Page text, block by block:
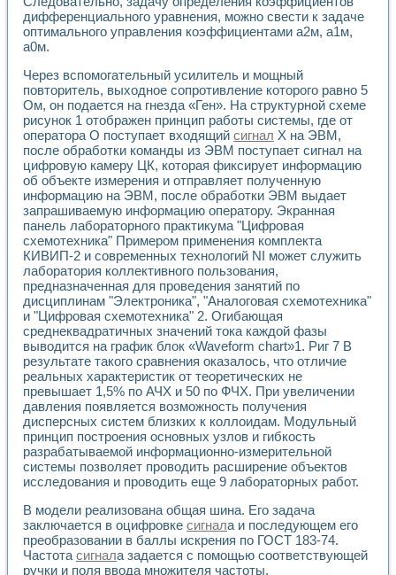
Виртуальный лабораторный практикум для изучения
Управление роботом ТУР-10 средствами LabVIEW
Исследование возможности реставрации одномерных
Использование технологий NATIONAL INSTRUMENTS в
Разработка модификаций алгоритма полигармонической
Учебный стенд для исследования принципа действия
Виртуальная система поддержки принимаемых решений в
Преемственность дисциплин «Моделирование систем» и
Универсальный стенд для исследования электрических
Лабораторные практикумы по информационно-
Виртуальный измеритель частотных характеристик на
Лабораторный практикум по основам теории Коммутации
Разработка виртуальной лабораторной работы
Виртуальные практикумы по электротехнике в среде
Из опыта внедрения в рамках национального проекта
Исследование эффективности решателей
Опыт разработки LabVIEW лабораторных практикумов
Проблемы повышения качества образования и
Развитие LabVIEW лабораторного практикума по
Разработка виртуальной лаборатории по электротехнике
Усовершенствованные алгоритмы частотного анализа
Об опыте работы учебного центра «Технологии
Технологии NI в магистерской программе «Прикладная
Система диагностики двигателей постоянного тока
Автоматизированный стенд формирования
Лабораторный практикум по курсу ИИС на базе
Партнеры
Учебные заведения
Бизнес
Контакты
дифференциального уравнения, можно свести к задаче
оптимального управления коэффициентами a2м, a1м,
a0м.
Через вспомогательный усилитель и мощный
повторитель, выходное сопротивление которого равно 5
Ом, он подается на гнезда «Ген». На структурной схеме
рисунок 1 отображен принцип работы системы, где от
оператора О поступает входящий сигнал X на ЭВМ,
после обработки команды из ЭВМ поступает сигнал на
цифровую камеру ЦК, которая фиксирует информацию
об объекте измерения и отправляет полученную
информацию на ЭВМ, после обработки ЭВМ выдает
запрашиваемую информацию оператору. Экранная
панель лабораторного практикума "Цифровая
схемотехника" Примером применения комплекта
КИВИП-2 и современных технологий NI может служить
лаборатория коллективного пользования,
предназначенная для проведения занятий по
дисциплинам "Электроника", "Аналоговая схемотехника"
и "Цифровая схемотехника" 2. Огибающая
среднеквадратичных значений тока каждой фазы
выводится на график блок «Waveform chart»1. Риг 7 В
результате такого сравнения оказалось, что отличие
реальных характеристик от теоретических не
превышает 1,5% по АЧХ и 50 по ФЧХ. При увеличении
давления появляется возможность получения
дисперсных систем близких к коллоидам. Модульный
принцип построения основных узлов и гибкость
разрабатываемой информационно-измерительной
системы позволяет проводить расширение объектов
исследования и проводить еще 9 лабораторных работ.
В модели реализована общая шина. Его задача
заключается в оцифровке сигнала и последующем его
преобразовании в баллы искрения по ГОСТ 183-74.
Частотасигнала задается с помощью соответствующей
ручки и поля ввода множителя частоты.